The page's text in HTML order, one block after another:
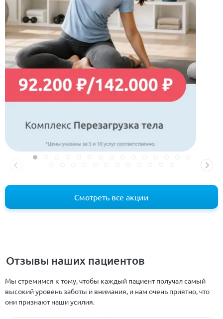
Смотреть все акции
Отзывы наших пациентов
Мы стремимся к тому, чтобы каждый пациент получал самый
высокий уровень заботы и внимания, и нам очень приятно, что
они признают наши усилия.